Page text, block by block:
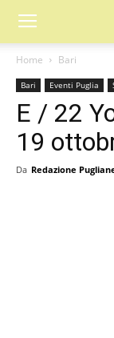
Home Bari
Bari Eventi Puglia
E / 22
19
Da Redazione